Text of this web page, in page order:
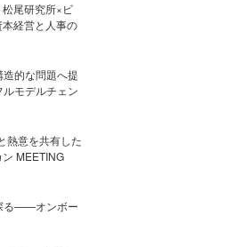
尾研究所×ビ
経営と人事の
的な問題へ提
モデルチェン
熱意を共有した
MEETING
る——オンボー